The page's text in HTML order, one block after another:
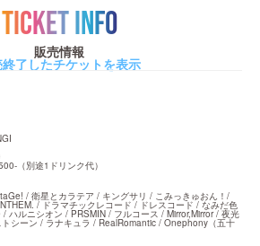
TICKET INFO
販売情報
了したチケットを表示
（別途1ドリンク代）
/ 衛星とカラテア / キングサリ / こみっきゅおん！/
/ ドラマチックレコード / ドレスコード / なみだ色
ハルニシオン / PRSMIN / フルコース / Mirror,Mirror / 夜光
シーン / ラナキュラ / RealRomantic / Onephony（五十